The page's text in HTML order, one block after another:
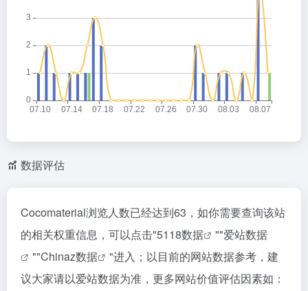
数据评估
Cocomaterial浏览人数已经达到63，如你需要查询该站
的相关权重信息，可以点击"5118数据 ""爱站数据
""Chinaz数据
"进入；以目前的网站数据参考，建
议大家请以爱站数据为准，更多网站价值评估因素如：